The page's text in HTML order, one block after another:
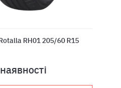
RH01 205/60 R15